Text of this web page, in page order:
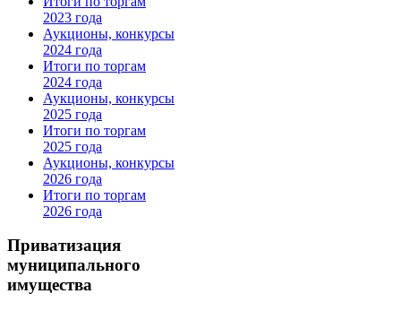
2023 года
Аукционы, конкурсы
2024 года
Итоги по торгам
2024 года
Аукционы, конкурсы
2025 года
Итоги по торгам
2025 года
Аукционы, конкурсы
2026 года
Итоги по торгам
2026 года
Приватизация
муниципального
имущества